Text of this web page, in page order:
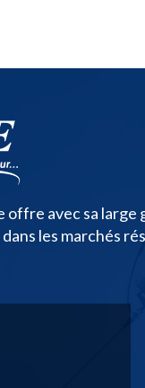
offre avec sa large
les marchés